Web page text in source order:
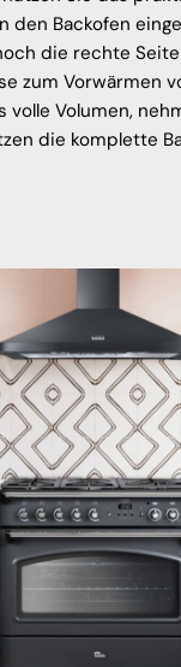
den Backofen
die rechte
zum Vorwärmen
volle Volumen,
die komplette